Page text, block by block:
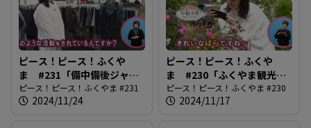
ピース！ピース！ふくや
ま #231「備中備後ジャパ
ンデニムプロジェクト」
ピース！ピース！ふくやま #231
2024/11/24
ピース！ピース！ふくや
ま #230「ふくやま観光写
真コンテスト」
ピース！ピース！ふくやま #230
2024/11/17